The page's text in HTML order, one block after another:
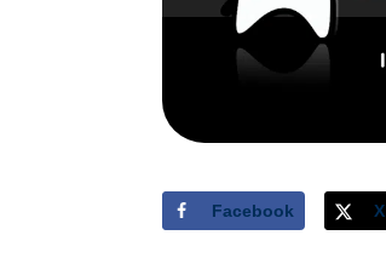
Facebook X